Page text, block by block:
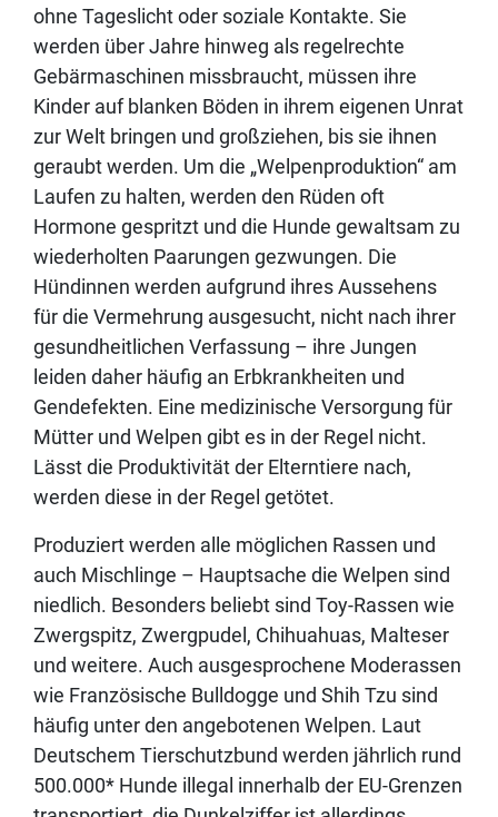
ohne Tageslicht oder soziale Kontakte. Sie
werden über Jahre hinweg als regelrechte
Gebärmaschinen missbraucht, müssen ihre
Kinder auf blanken Böden in ihrem eigenen Unrat
zur Welt bringen und großziehen, bis sie ihnen
geraubt werden. Um die „Welpenproduktion“ am
Laufen zu halten, werden den Rüden oft
Hormone gespritzt und die Hunde gewaltsam zu
wiederholten Paarungen gezwungen. Die
Hündinnen werden aufgrund ihres Aussehens
für die Vermehrung ausgesucht, nicht nach ihrer
gesundheitlichen Verfassung – ihre Jungen
leiden daher häufig an Erbkrankheiten und
Gendefekten. Eine medizinische Versorgung für
Mütter und Welpen gibt es in der Regel nicht.
Lässt die Produktivität der Elterntiere nach,
werden diese in der Regel getötet.
Produziert werden alle möglichen Rassen und
auch Mischlinge – Hauptsache die Welpen sind
niedlich. Besonders beliebt sind Toy-Rassen wie
Zwergspitz, Zwergpudel, Chihuahuas, Malteser
und weitere. Auch ausgesprochene Moderassen
wie Französische Bulldogge und Shih Tzu sind
häufig unter den angebotenen Welpen. Laut
Deutschem Tierschutzbund werden jährlich rund
500.000* Hunde illegal innerhalb der EU-Grenzen